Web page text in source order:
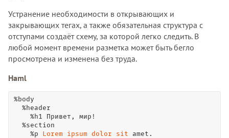
Устранение необходимости в открывающих и
закрывающих тегах, а также обязательная структура с
отступами создаёт схему, за которой легко следить. В
любой момент времени разметка может быть бегло
просмотрена и изменена без труда.
Haml
%body
  %header
    %h1 Привет, мир!
  %section
    %p
Lorem ipsum dolor sit amet.